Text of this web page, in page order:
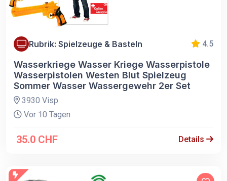
Rubrik: Spielzeuge & Basteln 4.5
Wasserkriege Wasser Kriege Wasserpistole
Wasserpistolen Westen Blut Spielzeug
Sommer Wasser Wassergewehr 2er Set
3930 Visp
Vor 10 Tagen
35.0 CHF Details